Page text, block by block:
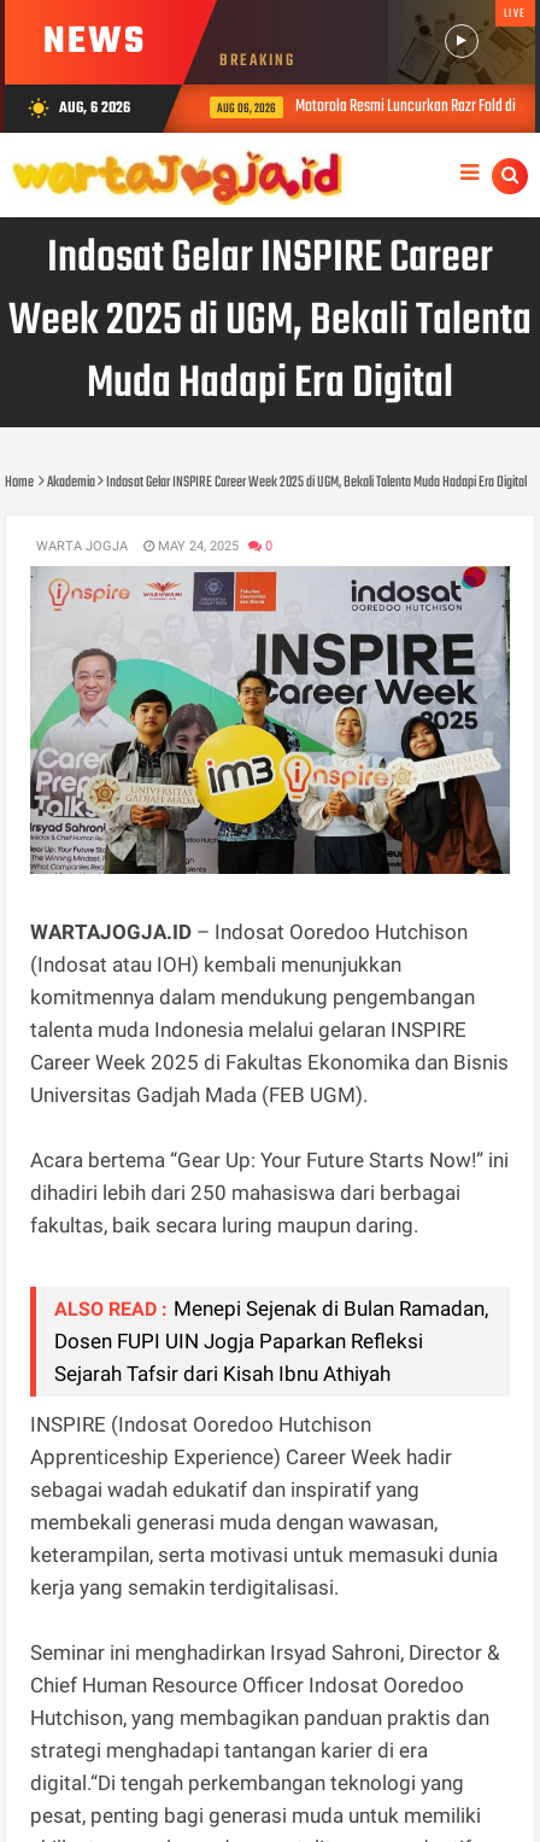
NEWS BREAKING
LIVE
wb_sunny AUG, 6 2026
Top Leader 2026 AUG 06, 2026 Motorola Resmi Luncurkan Razr Fold di
Indosat Gelar INSPIRE Career
Week 2025 di UGM, Bekali Talenta
Muda Hadapi Era Digital
Home Akademia Indosat Gelar INSPIRE Career Week 2025 di UGM, Bekali Talenta Muda Hadapi Era Digital
WARTA JOGJA MAY 24, 2025 0
WARTAJOGJA.ID – Indosat Ooredoo Hutchison
(Indosat atau IOH) kembali menunjukkan
komitmennya dalam mendukung pengembangan
talenta muda Indonesia melalui gelaran INSPIRE
Career Week 2025 di Fakultas Ekonomika dan Bisnis
Universitas Gadjah Mada (FEB UGM).
Acara bertema “Gear Up: Your Future Starts Now!” ini
dihadiri lebih dari 250 mahasiswa dari berbagai
fakultas, baik secara luring maupun daring.
ALSO READ : Menepi Sejenak di Bulan Ramadan,
Dosen FUPI UIN Jogja Paparkan Refleksi
Sejarah Tafsir dari Kisah Ibnu Athiyah
INSPIRE (Indosat Ooredoo Hutchison
Apprenticeship Experience) Career Week hadir
sebagai wadah edukatif dan inspiratif yang
membekali generasi muda dengan wawasan,
keterampilan, serta motivasi untuk memasuki dunia
kerja yang semakin terdigitalisasi.
Seminar ini menghadirkan Irsyad Sahroni, Director &
Chief Human Resource Officer Indosat Ooredoo
Hutchison, yang membagikan panduan praktis dan
strategi menghadapi tantangan karier di era
digital.“Di tengah perkembangan teknologi yang
pesat, penting bagi generasi muda untuk memiliki